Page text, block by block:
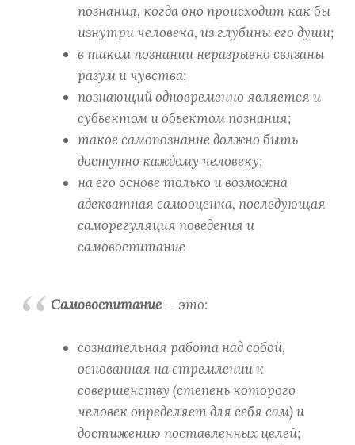
познания, когда оно происходит как бы
изнутри человека, из глубины его души;
в таком познании неразрывно связаны
разум и чувства;
познающий одновременно является и
субъектом и объектом познания;
такое самопознание должно быть
доступно каждому человеку;
на его основе только и возможна
адекватная самооценка, последующая
саморегуляция поведения и
самовоспитание
Самовоспитание — это:
сознательная работа над собой,
основанная на стремлении к
совершенству (степень которого
человек определяет для себя сам) и
достижению поставленных целей;